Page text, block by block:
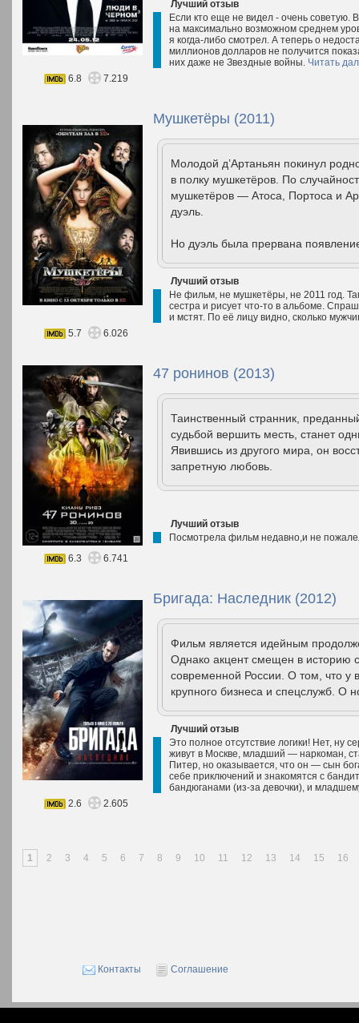
Лучший отзыв
Если кто еще не видел - очень советую.
на максимально возможном среднем
я когда-либо смотрел. А теперь о
миллионов долларов не получится
них даже не Звездные войны. Читать
6.8
7.219
Мушкетёры (2011)
Молодой д’Артаньян покинул
в полку мушкетёров. По
мушкетёров — Атоса, Портоса и
дуэль.
Но дуэль была прервана
Лучший отзыв
Не фильм, не мушкетёры, не 2011 год.
сестра и рисует что-то в альбоме.
и мстят. По её лицу видно, сколько
5.7
6.026
47 ронинов (2013)
Таинственный странник,
судьбой вершить месть, станет
Явившись из другого мира, он
запретную любовь.
Лучший отзыв
Посмотрела фильм недавно,и не
6.3
6.741
Бригада: Наследник (2012)
Фильм является идейным
Однако акцент смещен в историю
современной России. О том, что у
крупного бизнеса и спецслужб. О
Лучший отзыв
Это полное отсутствие логики! Нет, ну
живут в Москве, младший — наркоман,
Питер, но оказывается, что он — сын
себе приключений и знакомятся с
бандюганами (из-за девочки), и
2.6
2.605
1 2 3 4 5 6 7 8 9 10 11 12 13 14 15 16
Контакты Соглашение